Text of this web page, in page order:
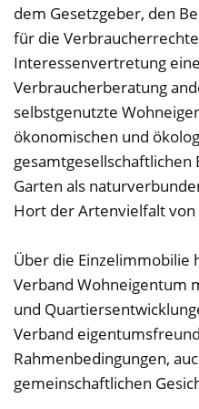
dem Gesetzgeber, den
für die
Interessenvertretung
Verbraucherberatung
selbstgenutzte
ökonomischen und
gesamtgesellschaftlichen
Garten als
Hort der Artenvielfalt von
Über die Einzelimmobilie
Verband Wohneigentum
und
Verband
Rahmenbedingungen,
gemeinschaftlichen